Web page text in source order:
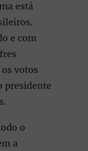
está
e com
votos
presidente
o
a